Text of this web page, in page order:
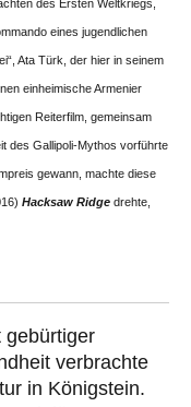
des Ersten Weltkriegs,
eines jugendlichen
Ata Türk, der hier in seinem
einheimische Armenier
Reiterfilm, gemeinsam
des Gallipoli-Mythos vorführte
gewann, machte diese
Hacksaw Ridge drehte,
gebürtiger
verbrachte
in Königstein.